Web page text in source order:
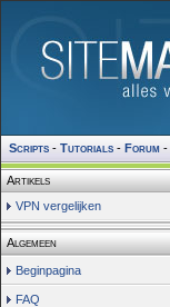
Scripts - Tutorials - Forum -
Artikels
VPN vergelijken
Algemeen
Beginpagina
FAQ